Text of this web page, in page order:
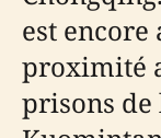
est encore
proximité
prisons de